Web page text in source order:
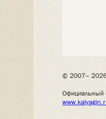
© 2007–
Официальный